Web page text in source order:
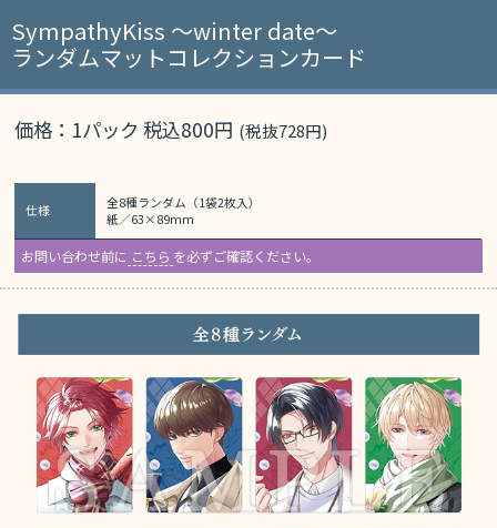
SympathyKiss ～winter date～
ランダムマットコレクションカード
価格：1パック 税込800円 (税抜728円)
仕様
全8種ランダム（1袋2枚入）
紙／63×89mm
お問い合わせ前に こちら を必ずご確認ください。